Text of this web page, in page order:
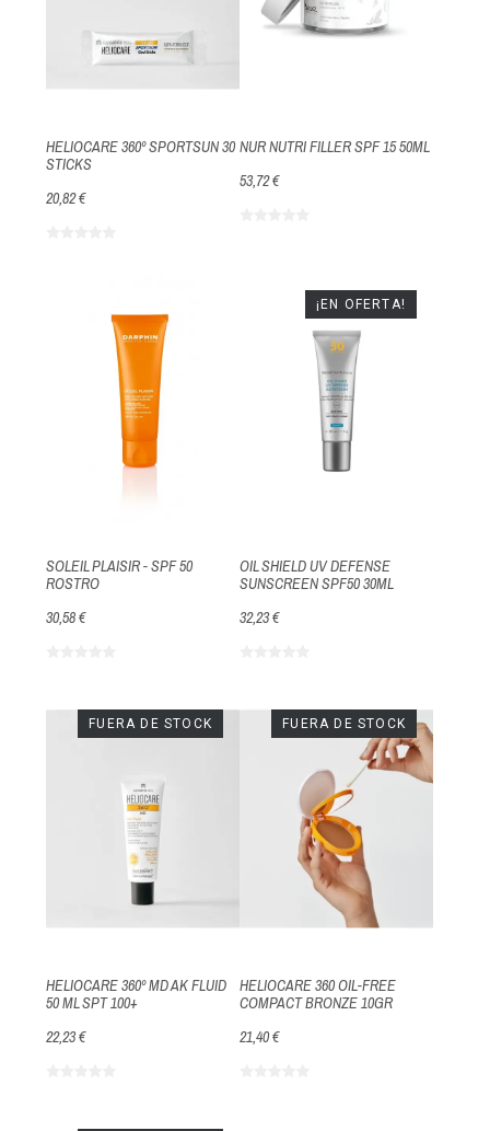
HELIOCARE 360º SPORTSUN 30
STICKS
20,82 €
NUR NUTRI FILLER SPF 15 50ML
53,72 €
SOLEIL PLAISIR - SPF 50
ROSTRO
30,58 €
OIL SHIELD UV DEFENSE
SUNSCREEN SPF50 30ML
32,23 €
¡EN OFERTA!
HELIOCARE 360º MD AK FLUID
50 ML SPT 100+
22,23 €
FUERA DE STOCK
HELIOCARE 360 OIL-FREE
COMPACT BRONZE 10GR
21,40 €
FUERA DE STOCK